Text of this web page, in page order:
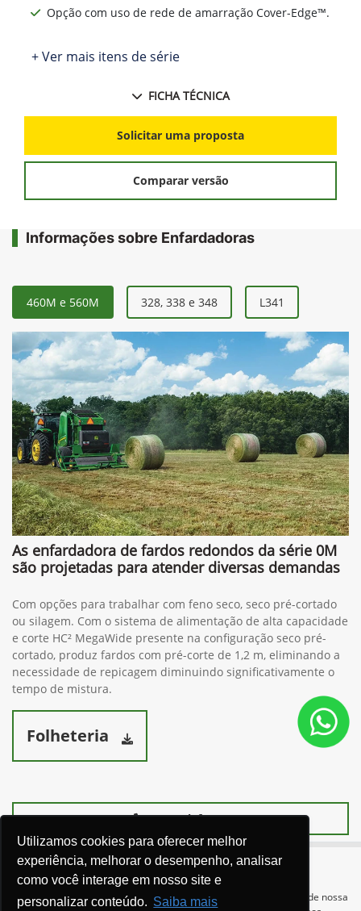
Utilizamos cookies para oferecer melhor
experiência, melhorar o desempenho, analisar
como você interage em nosso site e
personalizar conteúdo. Saiba mais
Opção com uso de rede de amarração Cover-Edge™.
+ Ver mais itens de série
FICHA TÉCNICA
Solicitar uma proposta
Comparar versão
Informações sobre Enfardadoras
460M e 560M 328, 338 e 348 L341
As enfardadora de fardos redondos da série 0M
são projetadas para atender diversas demandas
Com opções para trabalhar com feno seco, seco pré-cortado
ou silagem. Com o sistema de alimentação de alta capacidade
e corte HC² MegaWide presente na configuração seco pré-
cortado, produz fardos com pré-corte de 1,2 m, eliminando a
necessidade de repicagem diminuindo significativamente o
tempo de mistura.
Folheteria
Ver telefones
Para otimizar sua experiência durante a navegação, fazemos uso de nossa